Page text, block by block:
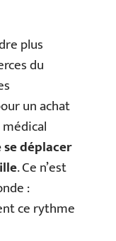
plus
du
un achat
déplacer
. Ce n’est
:
ce rythme